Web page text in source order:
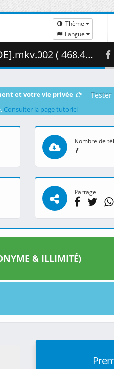
Thème
Langue
( 468.41 MB )
et votre vie privée Tester
Consulter la page tutoriel
Nombre de
7
Partage
& ILLIMITÉ)